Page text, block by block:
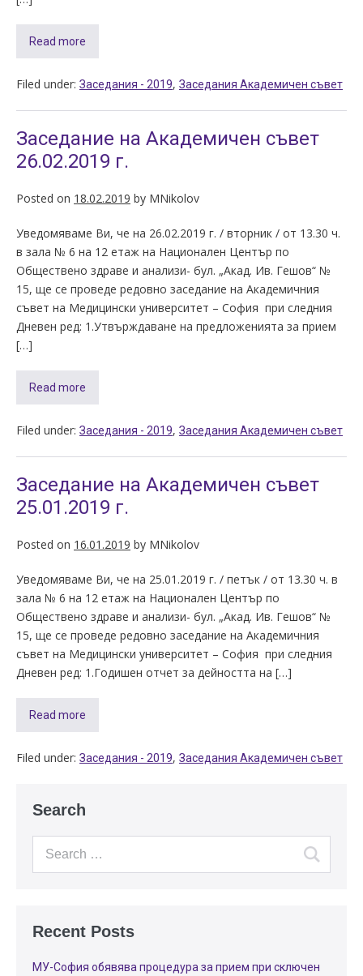
Read more
Filed under: Заседания - 2019, Заседания Академичен съвет
Заседание на Академичен съвет
26.02.2019 г.
Posted on 18.02.2019 by MNikolov
Уведомяваме Ви, че на 26.02.2019 г. / вторник / от 13.30 ч.
в зала № 6 на 12 етаж на Национален Център по
Обществено здраве и анализи- бул. „Акад. Ив. Гешов“ №
15, ще се проведе редовно заседание на Академичния
съвет на Медицински университет – София при следния
Дневен ред: 1.Утвърждаване на предложенията за прием
[…]
Read more
Filed under: Заседания - 2019, Заседания Академичен съвет
Заседание на Академичен съвет
25.01.2019 г.
Posted on 16.01.2019 by MNikolov
Уведомяваме Ви, че на 25.01.2019 г. / петък / от 13.30 ч. в
зала № 6 на 12 етаж на Национален Център по
Обществено здраве и анализи- бул. „Акад. Ив. Гешов“ №
15, ще се проведе редовно заседание на Академичния
съвет на Медицински университет – София при следния
Дневен ред: 1.Годишен отчет за дейността на […]
Read more
Filed under: Заседания - 2019, Заседания Академичен съвет
Search
Recent Posts
МУ-София обявява процедура за прием при сключен